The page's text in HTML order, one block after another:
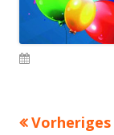
Vorheriges